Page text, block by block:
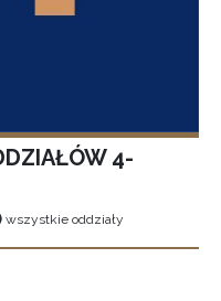
4-
wszystkie oddziały